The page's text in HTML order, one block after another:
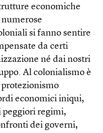
economiche
numerose
si fanno sentire
da certi
né dai nostri
Al colonialismo è
economici iniqui,
peggiori regimi,
dei governi,